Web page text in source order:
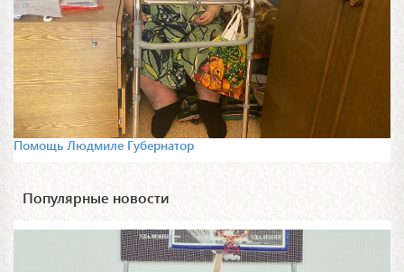
Помощь Людмиле Губернатор
Популярные новости